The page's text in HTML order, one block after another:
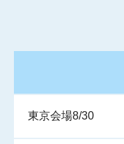
東京会場8/30